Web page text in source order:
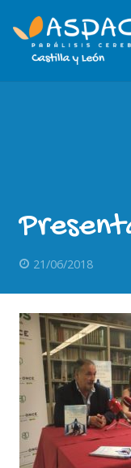
21/06/2018